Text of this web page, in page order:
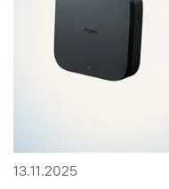
13.11.2025